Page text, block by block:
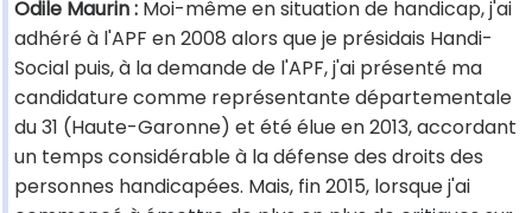
Odile Maurin : Moi-même en situation de handicap, j'ai
adhéré à l'APF en 2008 alors que je présidais Handi-
Social puis, à la demande de l'APF, j'ai présenté ma
candidature comme représentante départementale
du 31 (Haute-Garonne) et été élue en 2013, accordant
un temps considérable à la défense des droits des
personnes handicapées. Mais, fin 2015, lorsque j'ai